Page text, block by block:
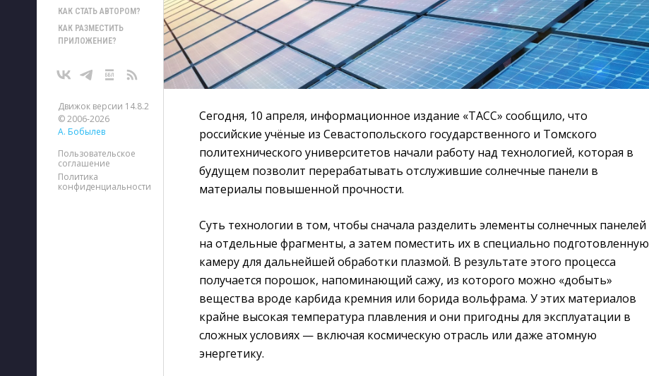
КАК СТАТЬ АВТОРОМ?
КАК РАЗМЕСТИТЬ
ПРИЛОЖЕНИЕ?
Движок версии 14.8.2
© 2006-2026
А. Бобылев
Пользовательское
соглашение
Политика
конфиденциальности
Сегодня, 10 апреля, информационное издание «ТАСС» сообщило, что
российские учёные из Севастопольского государственного и Томского
политехнического университетов начали работу над технологией, которая в
будущем позволит перерабатывать отслужившие солнечные панели в
материалы повышенной прочности.
Суть технологии в том, чтобы сначала разделить элементы солнечных панелей
на отдельные фрагменты, а затем поместить их в специально подготовленную
камеру для дальнейшей обработки плазмой. В результате этого процесса
получается порошок, напоминающий сажу, из которого можно «добыть»
вещества вроде карбида кремния или борида вольфрама. У этих материалов
крайне высокая температура плавления и они пригодны для эксплуатации в
сложных условиях — включая космическую отрасль или даже атомную
энергетику.